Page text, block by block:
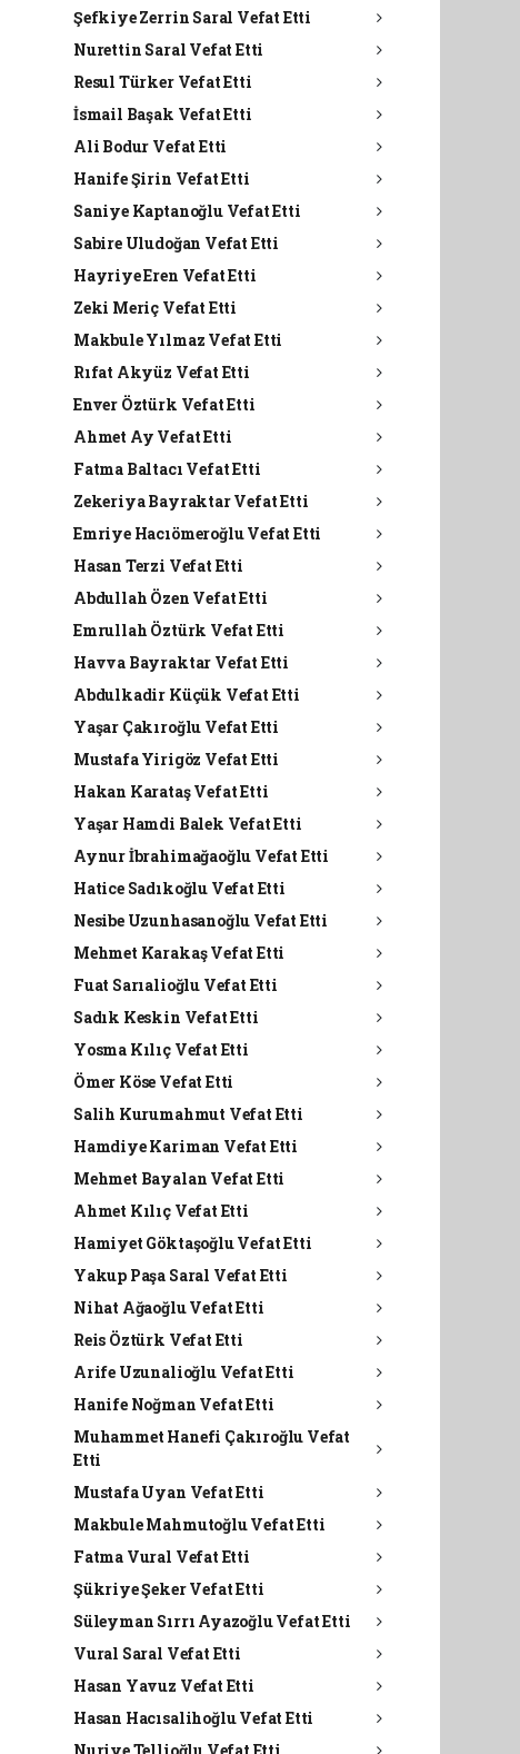
Şefkiye Zerrin Saral Vefat Etti
Nurettin Saral Vefat Etti
Resul Türker Vefat Etti
İsmail Başak Vefat Etti
Ali Bodur Vefat Etti
Hanife Şirin Vefat Etti
Saniye Kaptanoğlu Vefat Etti
Sabire Uludoğan Vefat Etti
Hayriye Eren Vefat Etti
Zeki Meriç Vefat Etti
Makbule Yılmaz Vefat Etti
Rıfat Akyüz Vefat Etti
Enver Öztürk Vefat Etti
Ahmet Ay Vefat Etti
Fatma Baltacı Vefat Etti
Zekeriya Bayraktar Vefat Etti
Emriye Hacıömeroğlu Vefat Etti
Hasan Terzi Vefat Etti
Abdullah Özen Vefat Etti
Emrullah Öztürk Vefat Etti
Havva Bayraktar Vefat Etti
Abdulkadir Küçük Vefat Etti
Yaşar Çakıroğlu Vefat Etti
Mustafa Yirigöz Vefat Etti
Hakan Karataş Vefat Etti
Yaşar Hamdi Balek Vefat Etti
Aynur İbrahimağaoğlu Vefat Etti
Hatice Sadıkoğlu Vefat Etti
Nesibe Uzunhasanoğlu Vefat Etti
Mehmet Karakaş Vefat Etti
Fuat Sarıalioğlu Vefat Etti
Sadık Keskin Vefat Etti
Yosma Kılıç Vefat Etti
Ömer Köse Vefat Etti
Salih Kurumahmut Vefat Etti
Hamdiye Kariman Vefat Etti
Mehmet Bayalan Vefat Etti
Ahmet Kılıç Vefat Etti
Hamiyet Göktaşoğlu Vefat Etti
Yakup Paşa Saral Vefat Etti
Nihat Ağaoğlu Vefat Etti
Reis Öztürk Vefat Etti
Arife Uzunalioğlu Vefat Etti
Hanife Noğman Vefat Etti
Muhammet Hanefi Çakıroğlu Vefat
Etti
Mustafa Uyan Vefat Etti
Makbule Mahmutoğlu Vefat Etti
Fatma Vural Vefat Etti
Şükriye Şeker Vefat Etti
Süleyman Sırrı Ayazoğlu Vefat Etti
Vural Saral Vefat Etti
Hasan Yavuz Vefat Etti
Hasan Hacısalihoğlu Vefat Etti